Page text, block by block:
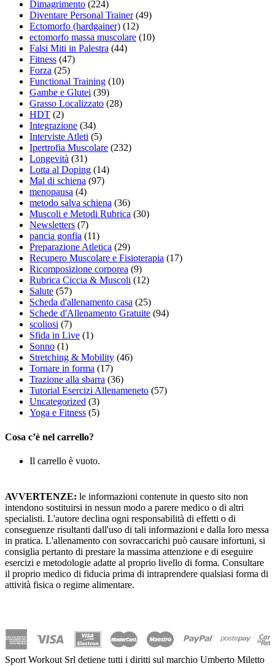
Dimagrimento (224)
Diventare Personal Trainer(49)
Ectomorfo (hardgainer) (12)
ectomorfo massa muscolare (10)
Falsi Miti in Palestra (44)
Fitness (47)
Forza (25)
Functional Training (10)
Gambe e Glutei (39)
Grasso Localizzato (28)
HDT (2)
Integrazione (34)
Interviste Atleti (5)
Ipertrofia Muscolare (232)
Longevità (31)
Lotta al Doping (14)
Mal di schiena (97)
menopausa (4)
metodo salva schiena (36)
Muscoli e Metodi Rubrica (30)
Newsletters (7)
pancia gonfia (11)
Preparazione Atletica (29)
Recupero Muscolare e Fisioterapia (17)
Ricomposizione corporea (9)
Rubrica Ciccia & Muscoli (12)
Salute (57)
Scheda d'allenamento casa (25)
Schede d'Allenamento Gratuite (94)
scoliosi (7)
Sfida in Live (1)
Sonno (1)
Stretching & Mobility (46)
Tornare in forma (17)
Trazione alla sbarra (36)
Tutorial Esercizi Allenameneto (57)
Uncategorized (3)
Yoga e Fitness (5)
Cosa c’è nel carrello?
Il carrello è vuoto.
AVVERTENZE: le informazioni contenute in questo sito non
intendono sostituirsi in nessun modo a parere medico o di altri
specialisti. L'autore declina ogni responsabilità di effetti o di
conseguenze risultanti dall'uso di tali informazioni e dalla loro messa
in pratica. L'allenamento con sovraccarichi può causare infortuni, si
consiglia pertanto di prestare la massima attenzione e di eseguire
esercizi e metodologie adatte al proprio livello di forma. Consultare
il proprio medico di fiducia prima di intraprendere qualsiasi forma di
attività fisica o regime alimentare.
Sport Workout Srl detiene tutti i diritti sul marchio Umberto Miletto